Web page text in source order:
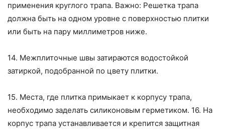
применения круглого трапа. Важно: Решетка трапа
должна быть на одном уровне с поверхностью плитки
или быть на пару миллиметров ниже.
14. Межплиточные швы затираются водостойкой
затиркой, подобранной по цвету плитки.
15. Места, где плитка примыкает к корпусу трапа,
необходимо заделать силиконовым герметиком. 16. На
корпус трапа устанавливается и крепится защитная